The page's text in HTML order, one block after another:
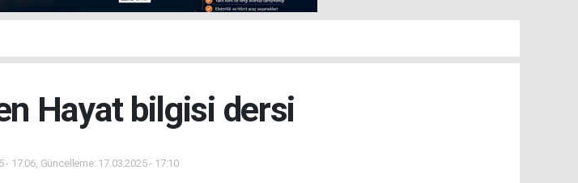
Hayat bilgisi dersi
- 17:06, Güncelleme: 17.03.2025 - 17:10